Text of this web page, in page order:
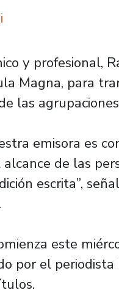
y profesional,
Magna, para
las
emisora es
de las
escrita”,
este
por el